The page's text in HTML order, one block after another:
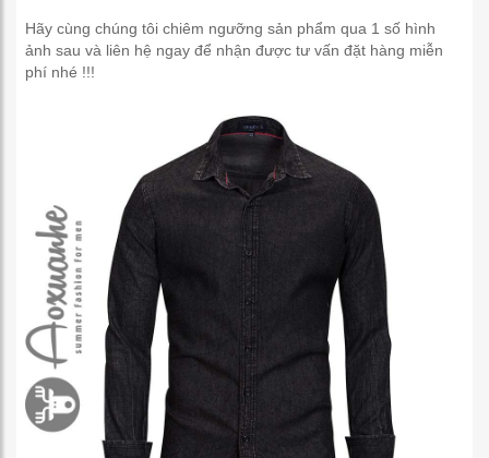
Hãy cùng chúng tôi chiêm ngưỡng sản phẩm qua 1 số hình
ảnh sau và liên hệ ngay để nhận được tư vấn đặt hàng miễn
phí nhé !!!